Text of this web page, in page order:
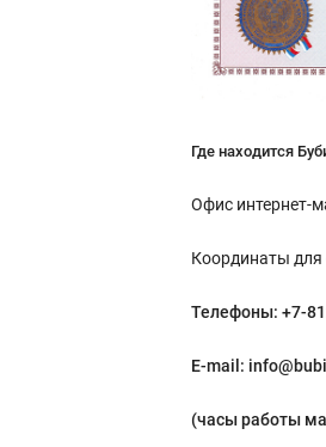
Где находится
Офис интернет-
Координаты для
Телефоны: +7-
Е-mail:
(часы работы